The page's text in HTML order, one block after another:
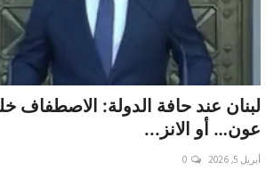
لبنان عند حافة الدولة:
عون… أو الانز...
أبريل 5, 2026 0